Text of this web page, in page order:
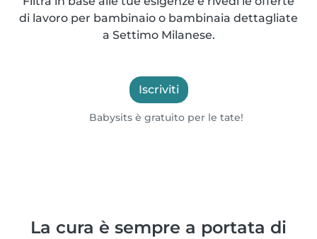
di lavoro per bambinaio o bambinaia dettagliate
a Settimo Milanese.
Iscriviti
Babysits è gratuito per le tate!
La cura è sempre a portata di